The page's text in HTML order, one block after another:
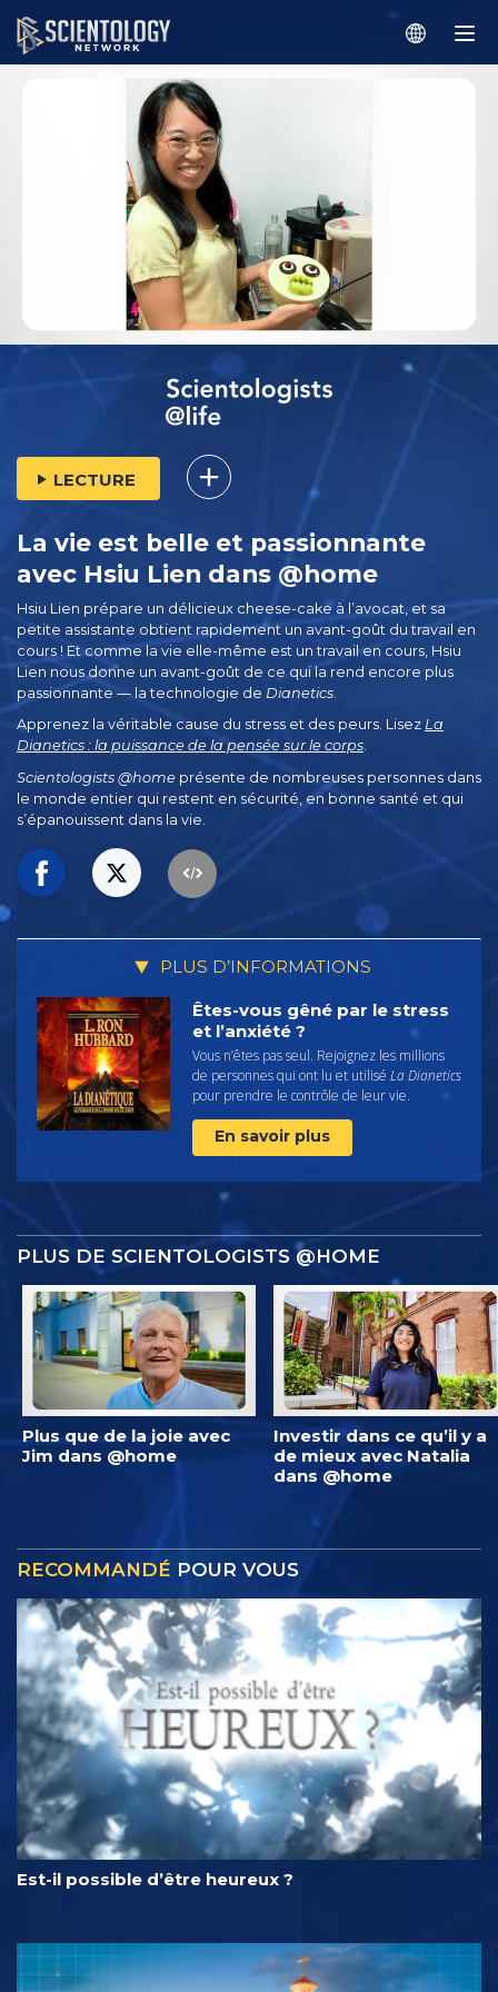
LECTURE
La vie est belle et passionnante
avec Hsiu Lien dans @home
Hsiu Lien prépare un délicieux cheese-cake à l’avocat, et sa
petite assistante obtient rapidement un avant-goût du travail en
cours ! Et comme la vie elle-même est un travail en cours, Hsiu
Lien nous donne un avant-goût de ce qui la rend encore plus
passionnante — la technologie de Dianetics
Apprenez la véritable cause du stress et des peurs. Lisez La
Dianetics : la puissance de la pensée sur le corps.
Scientologists @home présente de nombreuses personnes dans
le monde entier qui restent en sécurité, en bonne santé et qui
s’épanouissent dans la vie.
PLUS D’INFORMATIONS
Êtes-vous gêné par le stress
et l’anxiété ?
Vous n’êtes pas seul. Rejoignez les millions
de personnes qui ont lu et utilisé La Dianetics
pour prendre le contrôle de leur vie.
En savoir plus
PLUS DE SCIENTOLOGISTS @HOME
Plus que de la joie avec
Jim dans @home
Investir dans ce qu’il y a
de mieux avec Natalia
dans @home
RECOMMANDÉ POUR VOUS
Est-il possible d’être heureux ?